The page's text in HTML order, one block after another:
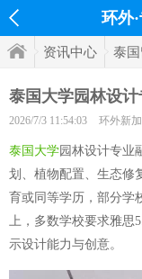
环外
资讯中心 泰
泰国大学园林设计
2026/7/3 11:54:03 环外新
泰国大学园林设计专业
划、植物配置、生态修
育或同等学历，部分学
上，多数学校要求雅思
示设计能力与创意。